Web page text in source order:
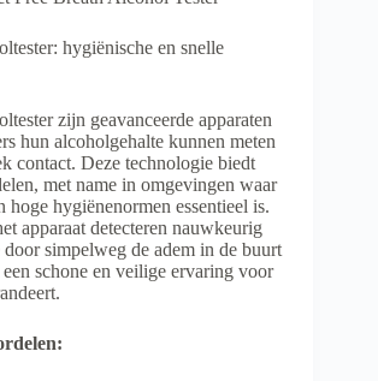
hygiënische en snelle
zijn geavanceerde apparaten
hun alcoholgehalte kunnen meten
contact. Deze technologie biedt
met name in omgevingen waar
hoge hygiënenormen essentieel is.
apparaat detecteren nauwkeurig
simpelweg de adem in de buurt
schone en veilige ervaring voor